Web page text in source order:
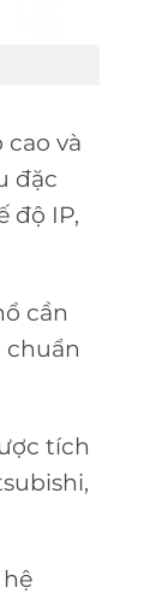
và
đặc
độ IP,
cần
tích